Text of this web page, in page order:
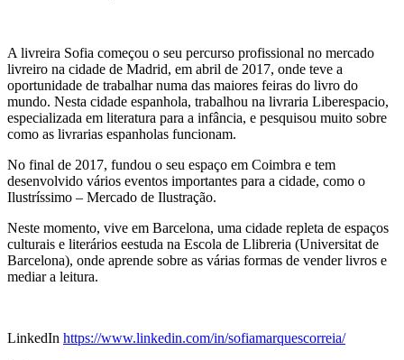
A livreira Sofia começou o seu percurso profissional no mercado
livreiro na cidade de Madrid, em abril de 2017, onde teve a
oportunidade de trabalhar numa das maiores feiras do livro do
mundo. Nesta cidade espanhola, trabalhou na livraria Liberespacio,
especializada em literatura para a infância, e pesquisou muito sobre
como as livrarias espanholas funcionam.
No final de 2017, fundou o seu espaço em Coimbra e tem
desenvolvido vários eventos importantes para a cidade, como o
Ilustríssimo – Mercado de Ilustração.
Neste momento, vive em Barcelona, uma cidade repleta de espaços
culturais e literários eestuda na Escola de Llibreria (Universitat de
Barcelona), onde aprende sobre as várias formas de vender livros e
mediar a leitura.
LinkedIn https://www.linkedin.com/in/sofiamarquescorreia/